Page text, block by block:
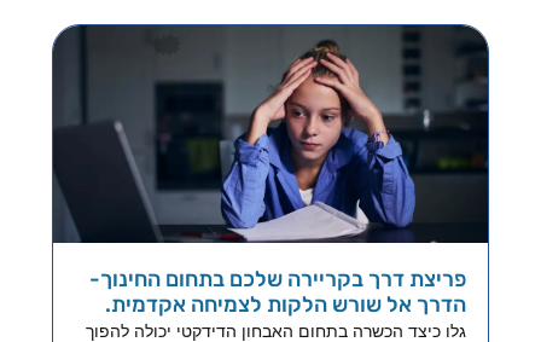
פריצת דרך בקריירה שלכם בתחום החינוך-
הדרך אל שורש הלקות לצמיחה אקדמית.
גלו כיצד הכשרה בתחום האבחון הדידקטי יכולה להפוך